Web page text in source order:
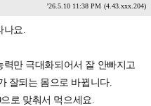
'26.5.10 11:38 PM (4.43.xxx.204)
나요.
만 극대화되어서 잘 안빠지고
잘되는 몸으로 바뀝니다.
로 맞춰서 먹으세요.